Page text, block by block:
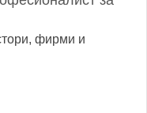
фирми и